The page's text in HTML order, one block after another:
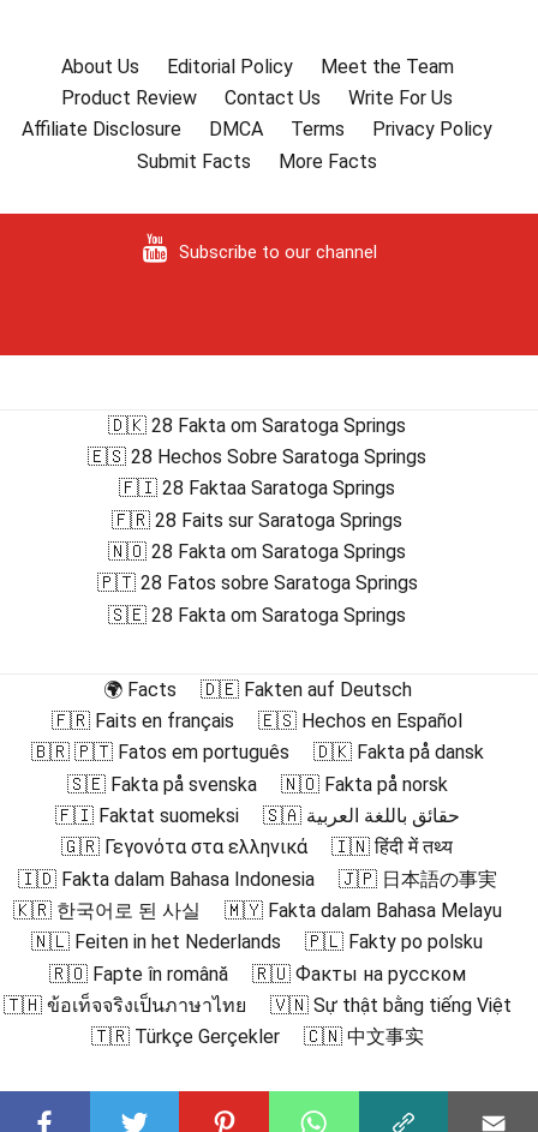
About Us Editorial Policy
Meet the Team
Product Review
Contact Us
Write For Us
Affiliate Disclosure
DMCA Terms
Privacy Policy
Submit Facts
More Facts
Subscribe to our channel
🇩🇰 28 Fakta om Saratoga Springs
🇪🇸 28 Hechos Sobre Saratoga Springs
🇫🇮 28 Faktaa Saratoga Springs
🇫🇷 28 Faits sur Saratoga Springs
🇳🇴 28 Fakta om Saratoga Springs
🇵🇹 28 Fatos sobre Saratoga Springs
🇸🇪 28 Fakta om Saratoga Springs
🌍 Facts
🇩🇪 Fakten auf Deutsch
🇫🇷 Faits en français
🇪🇸 Hechos en Español
🇧🇷 🇵🇹 Fatos em português
🇩🇰 Fakta på dansk
🇸🇪 Fakta på svenska
🇳🇴 Fakta på norsk
🇫🇮 Faktat suomeksi
🇸🇦 حقائق باللغة العربية
🇬🇷 Γεγονότα στα ελληνικά
🇮🇳 हिंदी में तथ्य
🇮🇩 Fakta dalam Bahasa Indonesia
🇯🇵 日本語の事実
🇰🇷 한국어로 된 사실
🇲🇾 Fakta dalam Bahasa Melayu
🇳🇱 Feiten in het Nederlands
🇵🇱 Fakty po polsku
🇷🇴 Fapte în română
🇷🇺 Факты на русском
🇹🇭 ข้อเท็จจริงเป็นภาษาไทย
🇻🇳 Sự thật bằng tiếng Việt
🇹🇷 Türkçe Gerçekler
🇨🇳 中文事实